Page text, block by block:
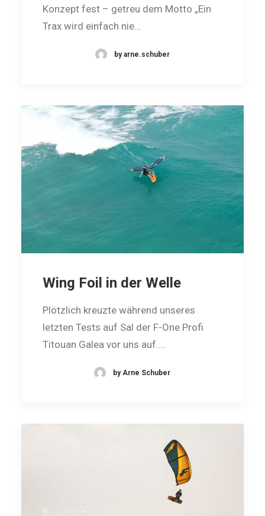
Konzept fest – getreu dem Motto „Ein
Trax wird einfach nie…
by arne.schuber
Wing Foil in der Welle
Plötzlich kreuzte während unseres
letzten Tests auf Sal der F-One Profi
Titouan Galea vor uns auf.…
by Arne Schuber